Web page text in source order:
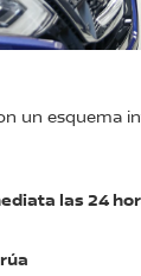
un esquema
las 24